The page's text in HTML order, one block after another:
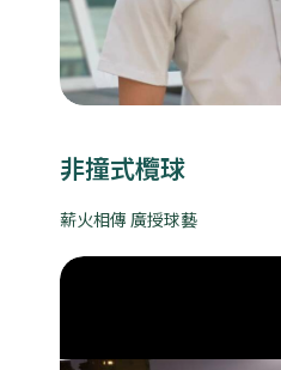
非撞式欖球
薪火相傳 廣授球藝